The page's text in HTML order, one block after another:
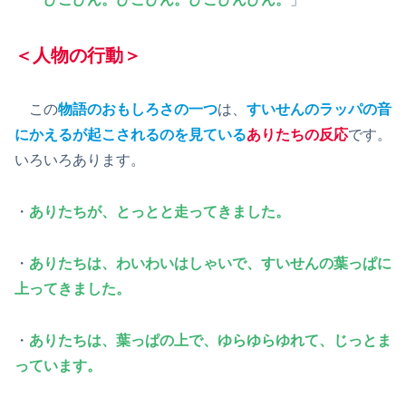
＜人物の行動＞
この物語のおもしろさの一つは、 すいせんのラッパの音
にかえるが起こされるのを見ているありたちの反応です。
いろいろあります。
・ ありたちが、とっとと走ってきました。
・ ありたちは、わいわいはしゃいで、すいせんの葉っぱに
上ってきました。
・ ありたちは、葉っぱの上で、ゆらゆらゆれて、じっとま
っています。